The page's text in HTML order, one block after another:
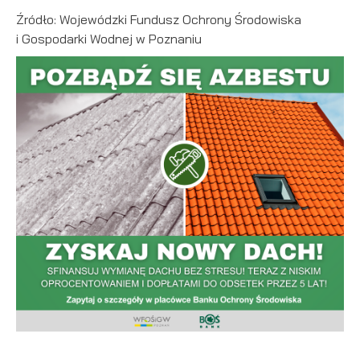
Źródło: Wojewódzki Fundusz Ochrony Środowiska
i Gospodarki Wodnej w Poznaniu